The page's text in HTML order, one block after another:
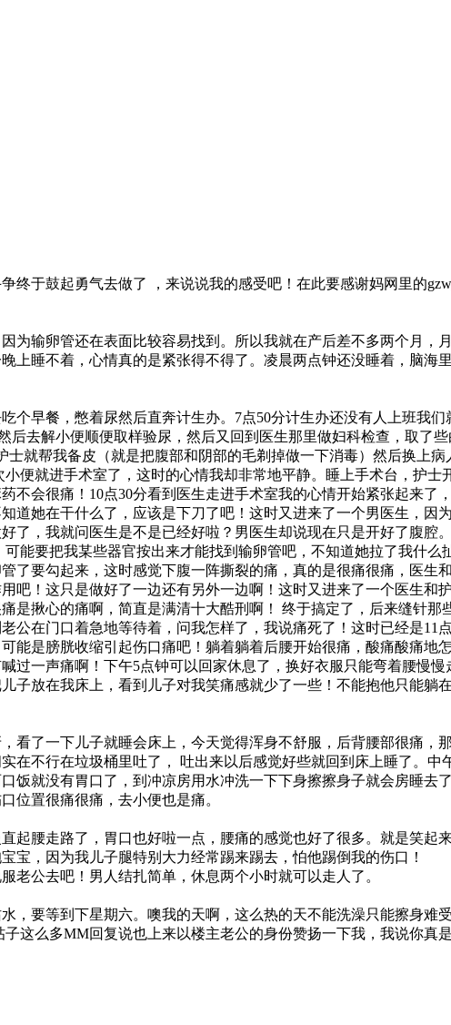
终于鼓起勇气去做了
，来说说我的感受吧！在此要感谢妈网里的
为输卵管还在表面比较容易找到。所以我就在产后差不多两个月，
上睡不着，心情真的是紧张得不得了。凌晨两点钟还没睡着，脑海
个早餐，憋着尿然后直奔计生办。7点50分计生办还没有人上班我
去解小便顺便取样验尿，然后又回到医生那里做妇科检查，取了
就帮我备皮（就是把腹部和阴部的毛剃掉做一下消毒）然后换上
小便就进手术室了，这时的心情我却非常地平静。睡上手术台，护
不会很痛！10点30分看到医生走进手术室我的心情开始紧张起来
道她在干什么了，应该是下刀了吧！这时又进来了一个男医生，因
了，我就问医生是不是已经好啦？男医生却说现在只是开好了腹腔
能要把我某些器官按出来才能找到输卵管吧，不知道她拉了我什么
了要勾起来，这时感觉下腹一阵撕裂的痛，真的是很痛很痛，医生
吧！这只是做好了一边还有另外一边啊！这时又进来了一个医生和
是揪心的痛啊，简直是满清十大酷刑啊！
终于搞定了，后来缝针那
公在门口着急地等待着，问我怎样了，我说痛死了！这时已经是11
能是膀胱收缩引起伤口痛吧！躺着躺着后腰开始很痛，酸痛酸痛
过一声痛啊！下午5点钟可以回家休息了，换好衣服只能弯着腰慢
子放在我床上，看到儿子对我笑痛感就少了一些！不能抱他只能躺
看了一下儿子就睡会床上，今天觉得浑身不舒服，后背腰部很痛，
在不行在垃圾桶里吐了，
吐出来以后感觉好些就回到床上睡了。中
饭就没有胃口了，到冲凉房用水冲洗一下下身擦擦身子就会房睡去
位置很痛很痛，去小便也是痛。
起腰走路了，胃口也好啦一点，腰痛的感觉也好了很多。就是笑起
宝，因为我儿子腿特别大力经常踢来踢去，怕他踢倒我的伤口！
老公去吧！男人结扎简单，休息两个小时就可以走人了。
，要等到下星期六。噢我的天啊，这么热的天不能洗澡只能擦身难
子这么多MM回复说也上来以楼主老公的身份赞扬一下我，我说你真